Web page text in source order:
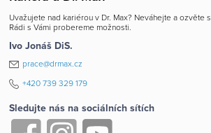
Uvažujete nad kariérou v Dr. Max? Neváhejte a ozvěte
Rádi s Vámi probereme možnosti.
Ivo Jonáš DiS.
prace@drmax.cz
+420 739 329 179
Sledujte nás na sociálních sítích